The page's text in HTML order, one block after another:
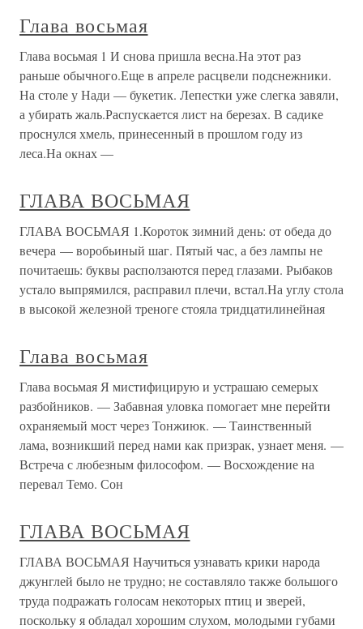
Глава восьмая
Глава восьмая 1 И снова пришла весна.На этот раз
раньше обычного.Еще в апреле расцвели подснежники.
На столе у Нади — букетик. Лепестки уже слегка завяли,
а убирать жаль.Распускается лист на березах. В садике
проснулся хмель, принесенный в прошлом году из
леса.На окнах —
ГЛАВА ВОСЬМАЯ
ГЛАВА ВОСЬМАЯ 1.Короток зимний день: от обеда до
вечера — воробьиный шаг. Пятый час, а без лампы не
почитаешь: буквы расползаются перед глазами. Рыбаков
устало выпрямился, расправил плечи, встал.На углу стола
в высокой железной треноге стояла тридцатилинейная
Глава восьмая
Глава восьмая Я мистифицирую и устрашаю семерых
разбойников. — Забавная уловка помогает мне перейти
охраняемый мост через Тонжиюк. — Таинственный
лама, возникший перед нами как призрак, узнает меня. —
Встреча с любезным философом. — Восхождение на
перевал Темо. Сон
ГЛАВА ВОСЬМАЯ
ГЛАВА ВОСЬМАЯ Научиться узнавать крики народа
джунглей было не трудно; не составляло также большого
труда подражать голосам некоторых птиц и зверей,
поскольку я обладал хорошим слухом, молодыми губами